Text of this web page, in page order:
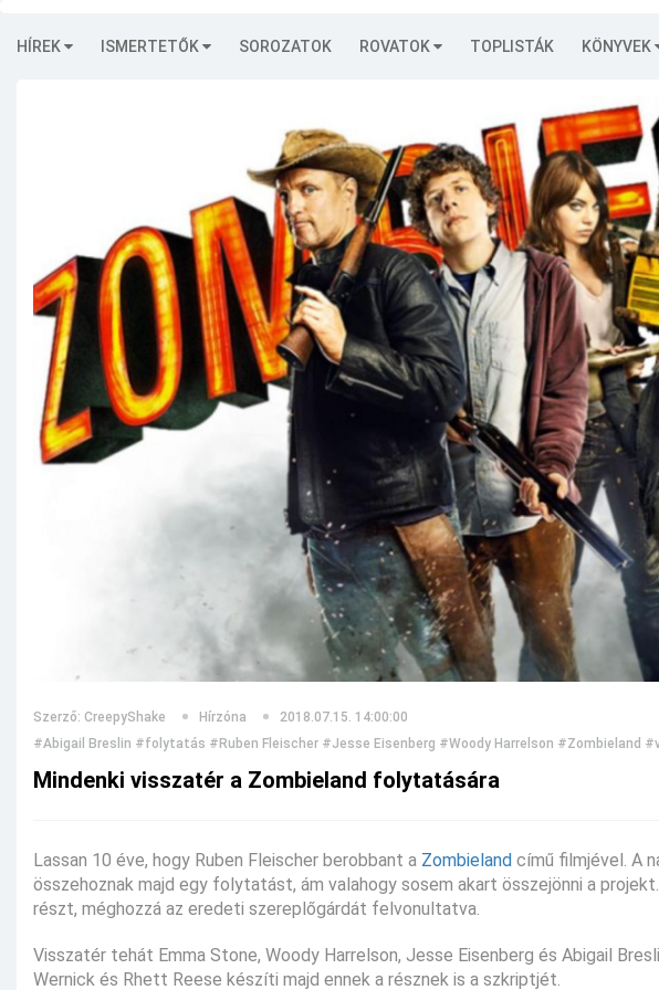
HÍREK ISMERTETŐK SOROZATOK ROVATOK TOPLISTÁK KÖNYVEK
Szerző: CreepyShake Hírzóna
2018.07.15. 14:00:00
#Abigail Breslin #folytatás #Ruben Fleischer #Jesse Eisenberg #Woody Harrelson #Zombieland
Mindenki visszatér a Zombieland folytatására
Lassan 10 éve, hogy Ruben Fleischer berobbant a Zombieland című filmjével. A
összehoznak majd egy folytatást, ám valahogy sosem akart összejönni a
részt, méghozzá az eredeti szereplőgárdát felvonultatva.
Visszatér tehát Emma Stone, Woody Harrelson, Jesse Eisenberg és Abigail
Wernick és Rhett Reese készíti majd ennek a résznek is a szkriptjét.